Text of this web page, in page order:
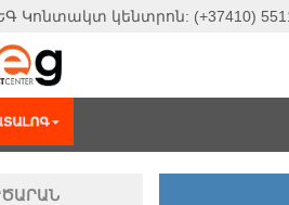
Կոնտակտ կենտրոն: (+37410)